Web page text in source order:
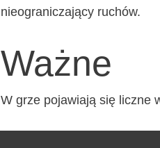
nie­ogra­ni­cza­ją­cy ruchów.
Ważne
W grze poja­wia­ją się licz­ne